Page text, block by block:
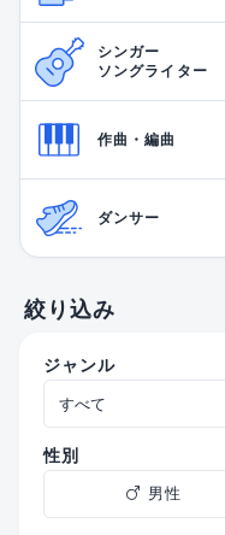
シンガー
ソングライター
作曲・編曲
ダンサー
絞り込み
ジャンル
性別
男性